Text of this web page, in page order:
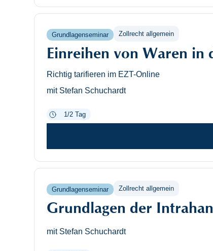
Grundlagenseminar Zollrecht allgemein
Einreihen von Waren in
Richtig tarifieren im EZT-Online
mit Stefan Schuchardt
1/2 Tag
Grundlagenseminar Zollrecht allgemein
Grundlagen der
mit Stefan Schuchardt